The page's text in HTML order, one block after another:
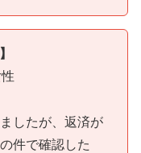
したが、返済が
件で確認した